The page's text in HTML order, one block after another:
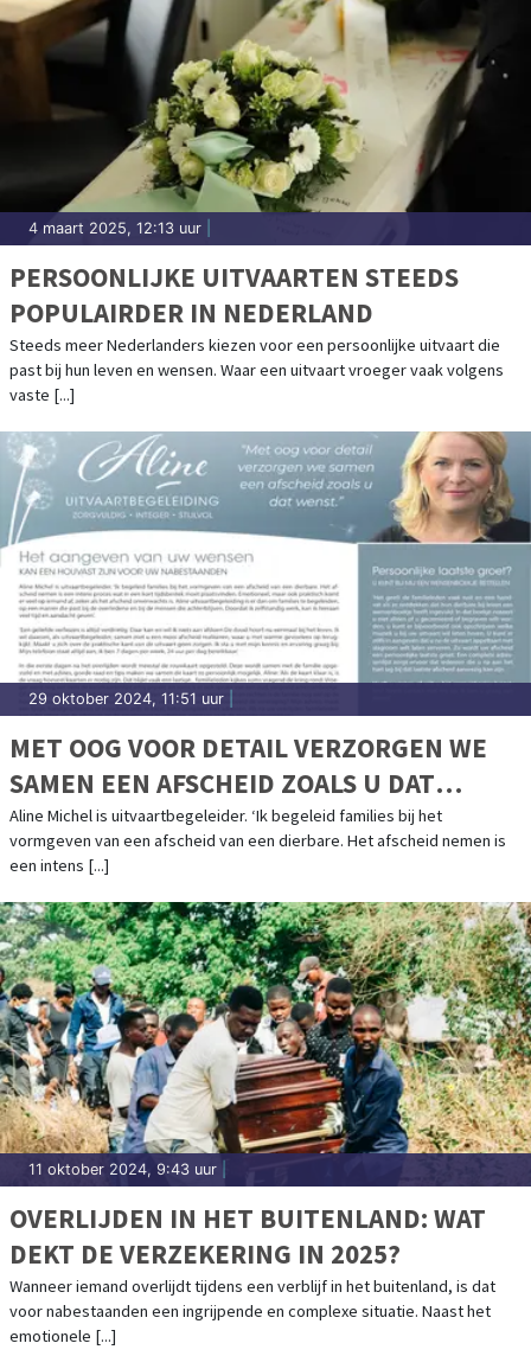
4 maart 2025, 12:13 uur
PERSOONLIJKE UITVAARTEN STEEDS
POPULAIRDER IN NEDERLAND
Steeds meer Nederlanders kiezen voor een persoonlijke uitvaart die
past bij hun leven en wensen. Waar een uitvaart vroeger vaak volgens
vaste [...]
29 oktober 2024, 11:51 uur
MET OOG VOOR DETAIL VERZORGEN WE
SAMEN EEN AFSCHEID ZOALS U DAT
WENST
Aline Michel is uitvaartbegeleider. ‘Ik begeleid families bij het
vormgeven van een afscheid van een dierbare. Het afscheid nemen is
een intens [...]
11 oktober 2024, 9:43 uur
OVERLIJDEN IN HET BUITENLAND: WAT
DEKT DE VERZEKERING IN 2025?
Wanneer iemand overlijdt tijdens een verblijf in het buitenland, is dat
voor nabestaanden een ingrijpende en complexe situatie. Naast het
emotionele [...]